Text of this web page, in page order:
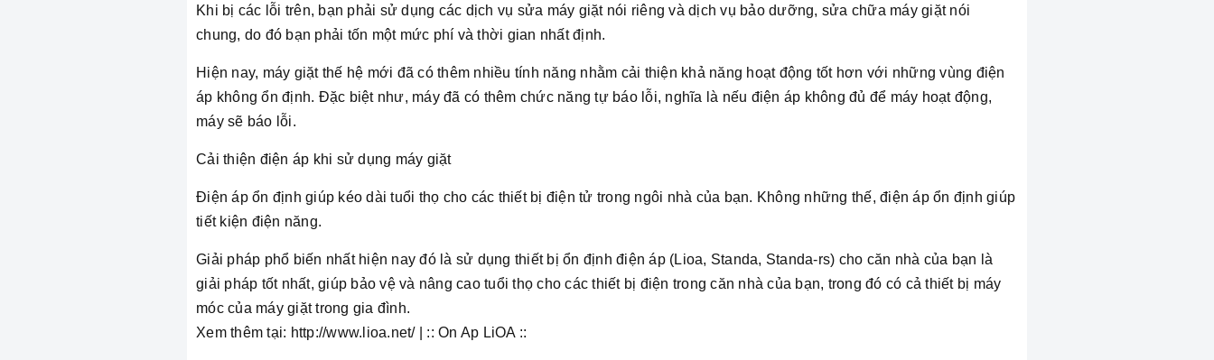
Khi bị các lỗi trên, bạn phải sử dụng các dịch vụ sửa máy giặt nói riêng và dịch vụ bảo dưỡng, sửa chữa máy giặt nói
chung, do đó bạn phải tốn một mức phí và thời gian nhất định.
Hiện nay, máy giặt thế hệ mới đã có thêm nhiều tính năng nhằm cải thiện khả năng hoạt động tốt hơn với những vùng điện
áp không ổn định. Đặc biệt như, máy đã có thêm chức năng tự báo lỗi, nghĩa là nếu điện áp không đủ để máy hoạt động,
máy sẽ báo lỗi.
Cải thiện điện áp khi sử dụng máy giặt
Điện áp ổn định giúp kéo dài tuổi thọ cho các thiết bị điện tử trong ngôi nhà của bạn. Không những thế, điện áp ổn định giúp
tiết kiện điện năng.
Giải pháp phổ biến nhất hiện nay đó là sử dụng thiết bị ổn định điện áp (Lioa, Standa, Standa-rs) cho căn nhà của bạn là
giải pháp tốt nhất, giúp bảo vệ và nâng cao tuổi thọ cho các thiết bị điện trong căn nhà của bạn, trong đó có cả thiết bị máy
móc của máy giặt trong gia đình.
Xem thêm tại: http://www.lioa.net/ | :: On Ap LiOA ::